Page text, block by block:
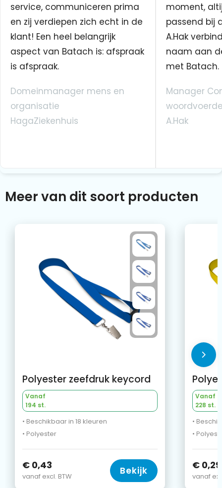
service, communiceren prima
en zij verdiepen zich echt in de
klant! Een heel belangrijk
aspect van Batach is: afspraak
is afspraak.
Domeinmanager mens en
organisatie
HagaZiekenhuis
moment,
passend bij
A.Hak
naam aan
met Batach.
Manager
A.Hak
Meer van dit soort producten
Polyester zeefdruk keycord
Vanaf
194 st.
• Beschikbaar in 18 kleuren
• Polyester
€ 0,43
vanaf excl. BTW Bekijk
Vanaf
228 st.
•
•
€ 0,29
vanaf